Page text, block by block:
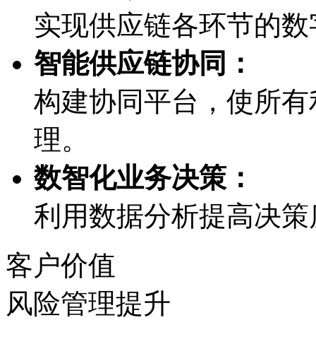
实现供应链各环节的数
智能供应链协同：
构建协同平台，使所
理。
数智化业务决策：
利用数据分析提高决策
客户价值
风险管理提升